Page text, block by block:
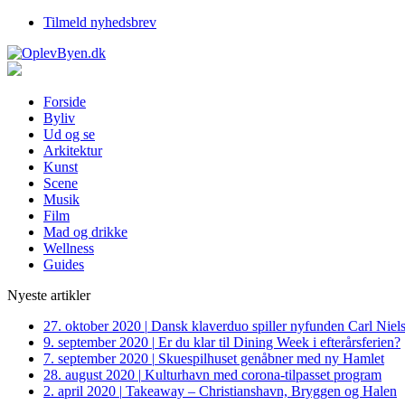
Tilmeld nyhedsbrev
Forside
Byliv
Ud og se
Arkitektur
Kunst
Scene
Musik
Film
Mad og drikke
Wellness
Guides
Nyeste artikler
27. oktober 2020 | Dansk klaverduo spiller nyfunden Carl
9. september 2020 | Er du klar til Dining Week i efterårsferien?
7. september 2020 | Skuespilhuset genåbner med ny Hamlet
28. august 2020 | Kulturhavn med corona-tilpasset program
2. april 2020 | Takeaway – Christianshavn, Bryggen og Halen